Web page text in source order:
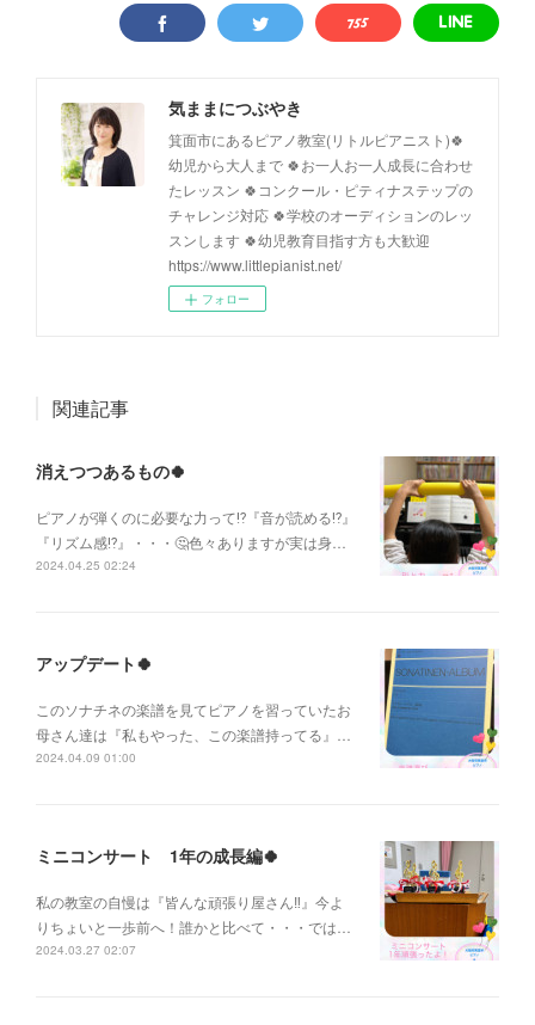
気ままにつぶやき
箕面市にあるピアノ教室(リトルピアニスト)🍀
幼児から大人まで 🍀お一人お一人成長に合わせ
たレッスン 🍀コンクール・ピティナステップの
チャレンジ対応 🍀学校のオーディションのレッ
スンします 🍀幼児教育目指す方も大歓迎
https://www.littlepianist.net/
フォロー
関連記事
消えつつあるもの🍀
ピアノが弾くのに必要な力って⁉️『音が読める⁉︎』
『リズム感⁉︎』・・・🤔色々ありますが実は身…
2024.04.25 02:24
アップデート🍀
このソナチネの楽譜を見てピアノを習っていたお
母さん達は『私もやった、この楽譜持ってる』…
2024.04.09 01:00
ミニコンサート 1年の成長編🍀
私の教室の自慢は『皆んな頑張り屋さん‼️』今よ
りちょいと一歩前へ！誰かと比べて・・・では…
2024.03.27 02:07